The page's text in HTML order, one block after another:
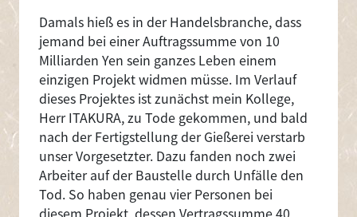
Damals hieß es in der Handelsbranche, dass
jemand bei einer Auftragssumme von 10
Milliarden Yen sein ganzes Leben einem
einzigen Projekt widmen müsse. Im Verlauf
dieses Projektes ist zunächst mein Kollege,
Herr ITAKURA, zu Tode gekommen, und bald
nach der Fertigstellung der Gießerei verstarb
unser Vorgesetzter. Dazu fanden noch zwei
Arbeiter auf der Baustelle durch Unfälle den
Tod. So haben genau vier Personen bei
diesem Projekt, dessen Vertragssumme 40